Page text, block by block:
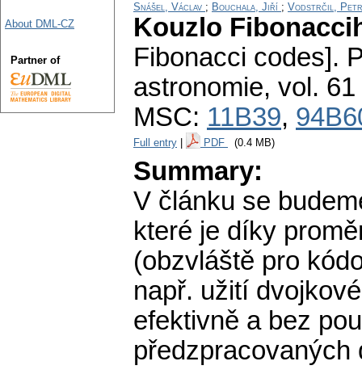
Snášel, Václav ; Bouchala, Jiří ; Vodstrčil, Petr
Kouzlo
Fibonacci codes].
astronomie, vol.
MSC: 11B39,
Full entry PDF (0.4 MB)
Summary:
V článku se
které je díky
(obzvláště pro
např. užití
efektivně a bez
předzpracovaných
About DML-CZ
Partner of